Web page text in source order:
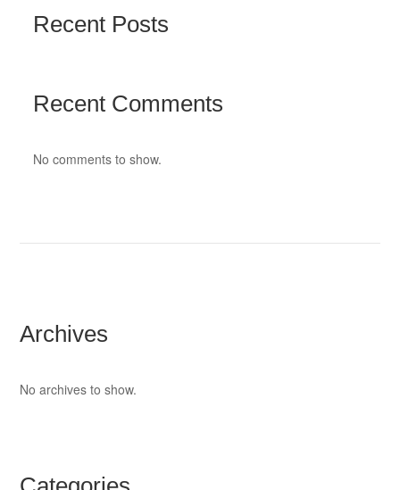
Recent Posts
Recent Comments
No comments to show.
Archives
No archives to show.